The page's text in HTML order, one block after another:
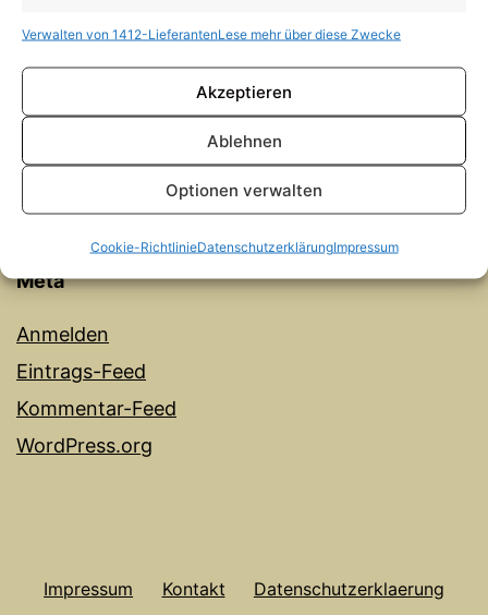
Verwalten von 1412-LieferantenLese mehr über diese Zwecke
Akzeptieren
Ablehnen
Optionen verwalten
Cookie-RichtlinieDatenschutzerklärungImpressum
Kategorien
Analoges
Illustration
Meta
Anmelden
Eintrags-Feed
Kommentar-Feed
WordPress.org
Impressum Kontakt Datenschutzerklaerung